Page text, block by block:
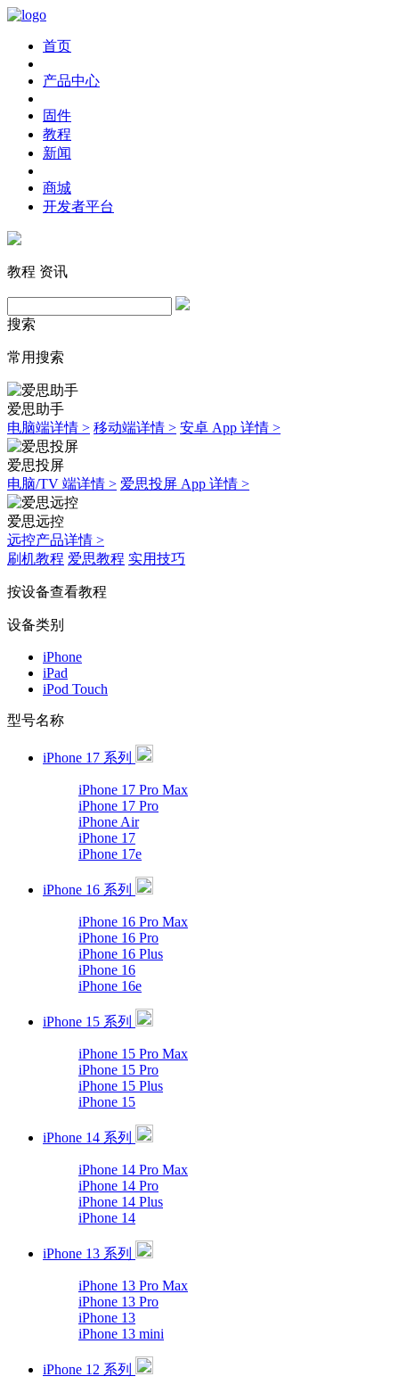
首页
产品中心
固件
教程
新闻
商城
开发者平台
教程 资讯
搜索
常用搜索
爱思助手
电脑端详情 > 移动端详情 > 安卓 App 详情 >
爱思投屏
电脑/TV 端详情 > 爱思投屏 App 详情 >
爱思远控
远控产品详情 >
刷机教程 爱思教程 实用技巧
按设备查看教程
设备类别
iPhone
iPad
iPod Touch
型号名称
iPhone 17 系列
iPhone 17 Pro Max
iPhone 17 Pro
iPhone Air
iPhone 17
iPhone 17e
iPhone 16 系列
iPhone 16 Pro Max
iPhone 16 Pro
iPhone 16 Plus
iPhone 16
iPhone 16e
iPhone 15 系列
iPhone 15 Pro Max
iPhone 15 Pro
iPhone 15 Plus
iPhone 15
iPhone 14 系列
iPhone 14 Pro Max
iPhone 14 Pro
iPhone 14 Plus
iPhone 14
iPhone 13 系列
iPhone 13 Pro Max
iPhone 13 Pro
iPhone 13
iPhone 13 mini
iPhone 12 系列